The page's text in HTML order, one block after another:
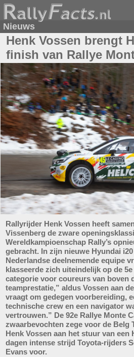
Nieuws
Henk Vossen brengt
finish van Rallye
Rallyrijder Henk Vossen heeft
Vissenberg de zware
Wereldkampioenschap Rally’s
gebracht. In zijn nieuwe Hyundai
Nederlandse deelnemende equipe
klasseerde zich uiteindelijk op de
categorie voor coureurs van boven
teamprestatie,” aldus Vossen aan
vraagt om gedegen voorbereiding,
technische crew en een navigator
vertrouwen.” De 92e Rallye Monte
zwaarbevochten zege voor de Belg
Henk Vossen aan het stuur van een
dagen intense strijd Toyota-rijders
Evans voor.